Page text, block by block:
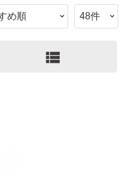
view_list